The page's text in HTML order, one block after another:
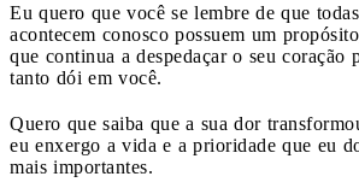
Eu quero que você se lembre de que
acontecem conosco possuem um
que continua a despedaçar o seu coração
tanto dói em você.
Quero que saiba que a sua dor
eu enxergo a vida e a prioridade que eu
mais importantes.